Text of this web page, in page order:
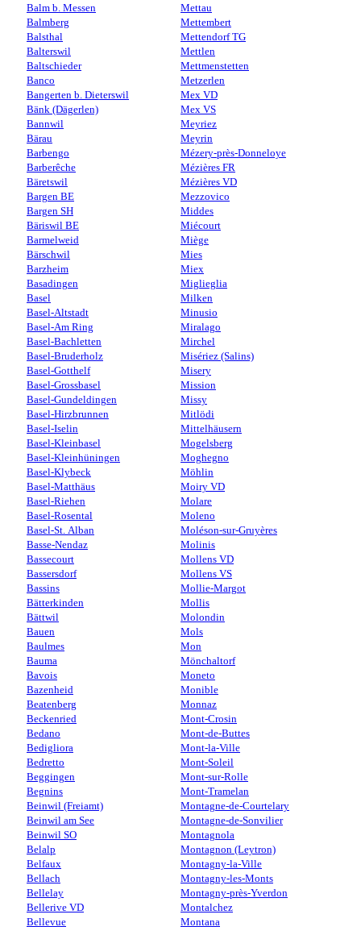
Balm b. Messen
Balmberg
Balsthal
Balterswil
Baltschieder
Banco
Bangerten b. Dieterswil
Bänk (Dägerlen)
Bannwil
Bärau
Barbengo
Barberêche
Bäretswil
Bargen BE
Bargen SH
Bäriswil BE
Barmelweid
Bärschwil
Barzheim
Basadingen
Basel
Basel-Altstadt
Basel-Am Ring
Basel-Bachletten
Basel-Bruderholz
Basel-Gotthelf
Basel-Grossbasel
Basel-Gundeldingen
Basel-Hirzbrunnen
Basel-Iselin
Basel-Kleinbasel
Basel-Kleinhüningen
Basel-Klybeck
Basel-Matthäus
Basel-Riehen
Basel-Rosental
Basel-St. Alban
Basse-Nendaz
Bassecourt
Bassersdorf
Bassins
Bätterkinden
Bättwil
Bauen
Baulmes
Bauma
Bavois
Bazenheid
Beatenberg
Beckenried
Bedano
Bedigliora
Bedretto
Beggingen
Begnins
Beinwil (Freiamt)
Beinwil am See
Beinwil SO
Belalp
Belfaux
Bellach
Bellelay
Bellerive VD
Bellevue
Mettau
Mettembert
Mettendorf TG
Mettlen
Mettmenstetten
Metzerlen
Mex VD
Mex VS
Meyriez
Meyrin
Mézery-près-Donneloye
Mézières FR
Mézières VD
Mezzovico
Middes
Miécourt
Miège
Mies
Miex
Miglieglia
Milken
Minusio
Miralago
Mirchel
Misériez (Salins)
Misery
Mission
Missy
Mitlödi
Mittelhäusern
Mogelsberg
Moghegno
Möhlin
Moiry VD
Molare
Moleno
Moléson-sur-Gruyères
Molinis
Mollens VD
Mollens VS
Mollie-Margot
Mollis
Molondin
Mols
Mon
Mönchaltorf
Moneto
Monible
Monnaz
Mont-Crosin
Mont-de-Buttes
Mont-la-Ville
Mont-Soleil
Mont-sur-Rolle
Mont-Tramelan
Montagne-de-Courtelary
Montagne-de-Sonvilier
Montagnola
Montagnon (Leytron)
Montagny-la-Ville
Montagny-les-Monts
Montagny-près-Yverdon
Montalchez
Montana